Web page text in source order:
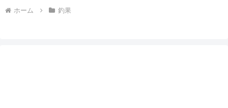
ホーム 釣果